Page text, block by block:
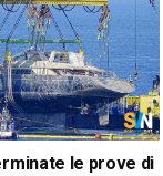
le prove di